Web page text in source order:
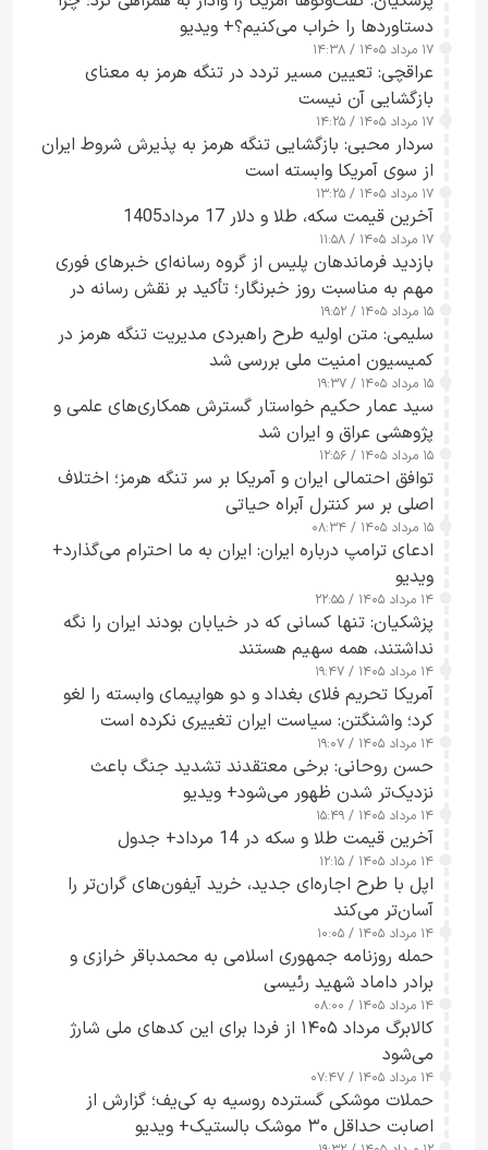
دستاوردها را خراب می‌کنیم؟+ ویدیو
۱۷ مرداد ۱۴۰۵ / ۱۴:۳۸
عراقچی: تعیین مسیر تردد در تنگه هرمز به معنای
بازگشایی آن نیست
۱۷ مرداد ۱۴۰۵ / ۱۴:۲۵
سردار محبی: بازگشایی تنگه هرمز به پذیرش شروط ایران
از سوی آمریکا وابسته است
۱۷ مرداد ۱۴۰۵ / ۱۳:۲۵
آخرین قیمت سکه، طلا و دلار 17 مرداد1405
۱۷ مرداد ۱۴۰۵ / ۱۱:۵۸
بازدید فرماندهان پلیس از گروه رسانه‌ای خبرهای فوری
مهم به مناسبت روز خبرنگار؛ تأکید بر نقش رسانه در
تقویت امنیت و اعتماد عمومی
۱۵ مرداد ۱۴۰۵ / ۱۹:۵۲
سلیمی: متن اولیه طرح راهبردی مدیریت تنگه هرمز در
کمیسیون امنیت ملی بررسی شد
۱۵ مرداد ۱۴۰۵ / ۱۹:۳۷
سید عمار حکیم خواستار گسترش همکاری‌های علمی و
پژوهشی عراق و ایران شد
۱۵ مرداد ۱۴۰۵ / ۱۲:۵۶
توافق احتمالی ایران و آمریکا بر سر تنگه هرمز؛ اختلاف
اصلی بر سر کنترل آبراه حیاتی
۱۵ مرداد ۱۴۰۵ / ۰۸:۳۴
ادعای ترامپ درباره ایران: ایران به ما احترام می‌گذارد+
ویدیو
۱۴ مرداد ۱۴۰۵ / ۲۲:۵۵
پزشکیان: تنها کسانی که در خیابان بودند ایران را نگه
نداشتند، همه سهیم هستند
۱۴ مرداد ۱۴۰۵ / ۱۹:۴۷
آمریکا تحریم فلای بغداد و دو هواپیمای وابسته را لغو
کرد؛ واشنگتن: سیاست ایران تغییری نکرده است
۱۴ مرداد ۱۴۰۵ / ۱۹:۰۷
حسن روحانی: برخی معتقدند تشدید جنگ باعث
نزدیک‌تر شدن ظهور می‌شود+ ویدیو
۱۴ مرداد ۱۴۰۵ / ۱۵:۴۹
آخرین قیمت طلا و سکه در 14 مرداد+ جدول
۱۴ مرداد ۱۴۰۵ / ۱۲:۱۵
اپل با طرح اجاره‌ای جدید، خرید آیفون‌های گران‌تر را
آسان‌تر می‌کند
۱۴ مرداد ۱۴۰۵ / ۱۰:۰۵
حمله روزنامه جمهوری اسلامی به محمدباقر خرازی و
برادر داماد شهید رئیسی
۱۴ مرداد ۱۴۰۵ / ۰۸:۰۰
کالابرگ مرداد ۱۴۰۵ از فردا برای این کدهای ملی شارژ
می‌شود
۱۴ مرداد ۱۴۰۵ / ۰۷:۴۷
حملات موشکی گسترده روسیه به کی‌یف؛ گزارش از
اصابت حداقل ۳۰ موشک بالستیک+ ویدیو